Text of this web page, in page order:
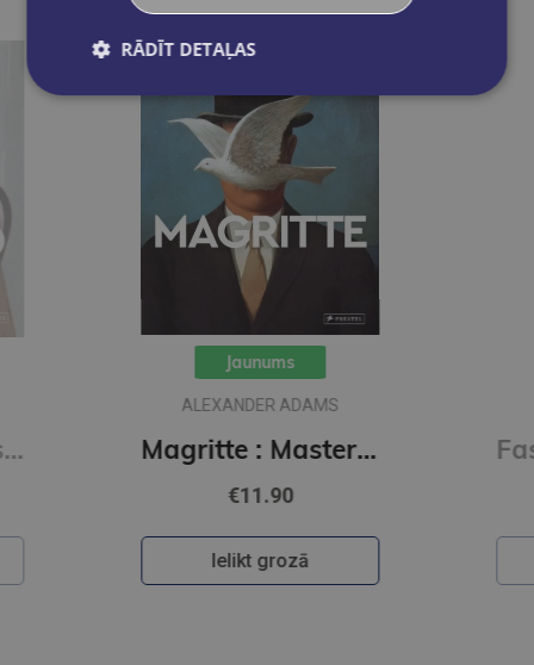
Magritte : Masters of Art
FASHIONARY TEAM
Fashion Unfolded: Pop-Up Louis Vuitton
€23.90
Ielikt grozā
RĀDĪT DETAĻAS